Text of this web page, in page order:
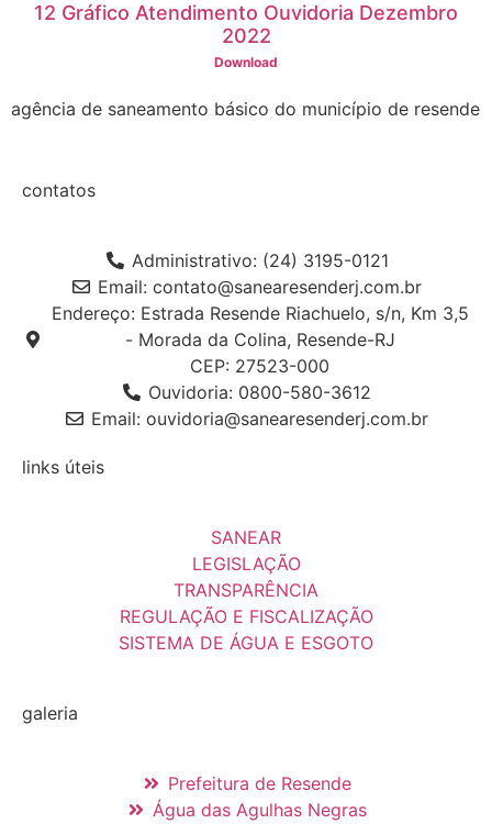
12 Gráfico Atendimento Ouvidoria Dezembro
2022
Download
agência de saneamento básico do município de resende
contatos
Administrativo: (24) 3195-0121
Email: contato@sanearesenderj.com.br
Endereço: Estrada Resende Riachuelo, s/n, Km 3,5
- Morada da Colina, Resende-RJ
CEP: 27523-000
Ouvidoria: 0800-580-3612
Email: ouvidoria@sanearesenderj.com.br
links úteis
SANEAR
LEGISLAÇÃO
TRANSPARÊNCIA
REGULAÇÃO E FISCALIZAÇÃO
SISTEMA DE ÁGUA E ESGOTO
galeria
Prefeitura de Resende
Água das Agulhas Negras